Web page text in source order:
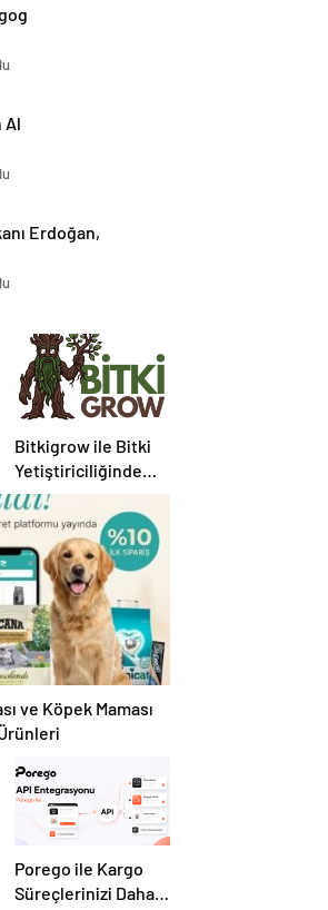
Al
Erdoğan,
Bitkigrow ile Bitki
Yetiştiriciliğinde
Doğru Ekipman ve
Ürün Seçimi
ve Köpek Maması
Porego ile Kargo
Süreçlerinizi Daha